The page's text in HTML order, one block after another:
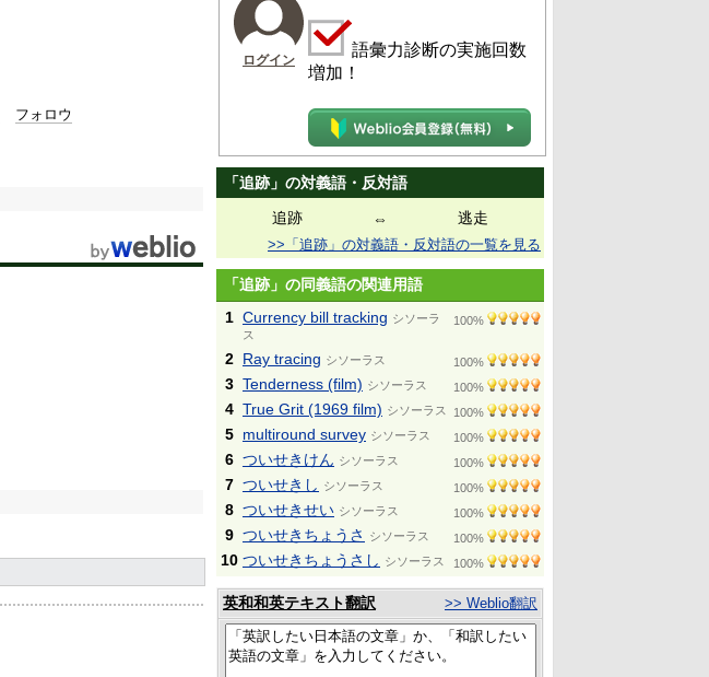
フォロウ
ログイン
語彙力診断の実施回数
増加！
「追跡」の対義語・反対語
追跡
⇔ 逃走
>>「追跡」の対義語・反対語の一覧を見る
「追跡」の同義語の関連用語
1 Currency bill tracking シソーラ
ス
100%
2 Ray tracing シソーラス 100%
3 Tenderness (film) シソーラス 100%
4 True Grit (1969 film) シソーラス 100%
5 multiround survey シソーラス 100%
6 ついせきけん シソーラス 100%
7 ついせきし シソーラス 100%
8 ついせきせい シソーラス 100%
9 ついせきちょうさ シソーラス 100%
10 ついせきちょうさし シソーラス 100%
英和和英テキスト翻訳 >> Weblio翻訳